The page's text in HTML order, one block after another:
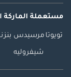
مستعملة الماركة
تويوتا مرسيدس بنز
شيفروليه